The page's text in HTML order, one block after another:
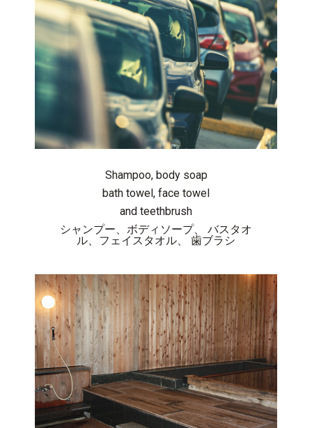
Shampoo, body soap
bath towel, face towel
and teethbrush
シャンプー、ボディソープ、 バスタオ
ル、フェイスタオル、 歯ブラシ